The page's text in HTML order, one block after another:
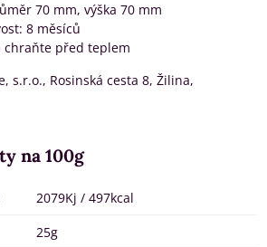
70 mm, výška 70 mm
8 měsíců
chraňte před teplem
s.r.o., Rosinská cesta 8, Žilina,
na 100g
2079Kj / 497kcal
25g